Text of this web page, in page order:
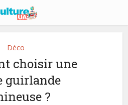
Déco
choisir une
guirlande
?